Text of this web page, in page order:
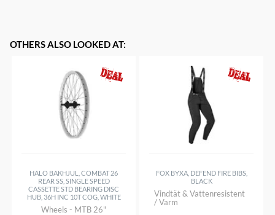
OTHERS ALSO LOOKED AT:
HALO BAKHJUL, COMBAT 26
REAR SS, SINGLE SPEED
CASSETTE STD BEARING DISC
HUB, 36H INC 10T COG, WHITE
Wheels - MTB 26"
FOX BYXA, DEFEND FIRE BIBS,
BLACK
Vindtät & Vattenresistent
/ Varm